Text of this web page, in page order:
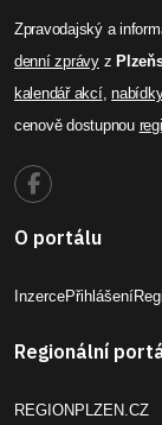
Zpravodajský a
denní zprávyz
kalendář akcí,
cenově dostupnou
O portálu
InzercePřihlášení
Regionální
REGIONPLZEN.CZ